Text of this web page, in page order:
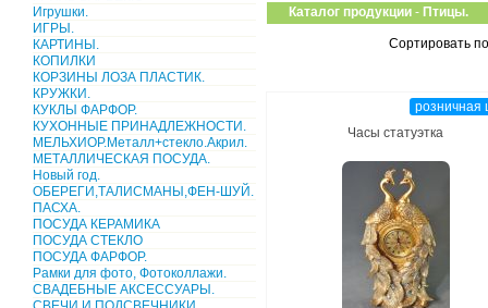
Игрушки.
ИГРЫ.
КАРТИНЫ.
КОПИЛКИ
КОРЗИНЫ ЛОЗА ПЛАСТИК.
КРУЖКИ.
КУКЛЫ ФАРФОР.
КУХОННЫЕ ПРИНАДЛЕЖНОСТИ.
МЕЛЬХИОР.Металл+стекло.Акрил.
МЕТАЛЛИЧЕСКАЯ ПОСУДА.
Новый год.
ОБЕРЕГИ,ТАЛИСМАНЫ,ФЕН-ШУЙ.
ПАСХА.
ПОСУДА КЕРАМИКА
ПОСУДА СТЕКЛО
ПОСУДА ФАРФОР.
Рамки для фото, Фотоколлажи.
СВАДЕБНЫЕ АКСЕССУАРЫ.
Каталог продукции - Птицы.
Сортировать
розничная
Часы статуэтка